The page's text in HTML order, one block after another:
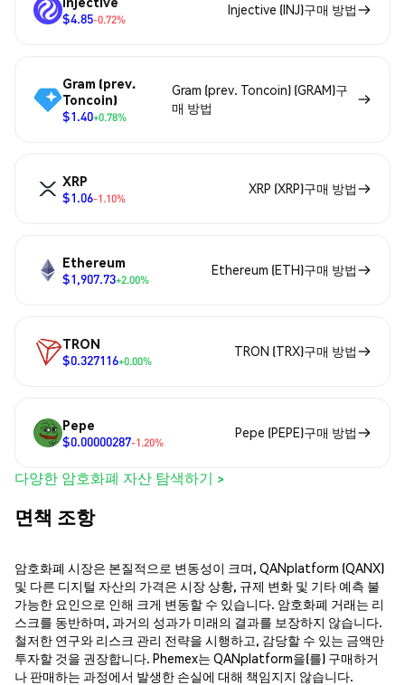
$4.85-0.72%
Injective (INJ)구매 방법
Gram (prev.
Toncoin)
$1.40+0.78%
Gram (prev. Toncoin) (GRAM)구
매 방법
XRP
$1.06-1.10%
XRP (XRP)구매 방법
Ethereum
$1,907.73+2.00%
Ethereum (ETH)구매 방법
TRON
$0.327116+0.00%
TRON (TRX)구매 방법
Pepe
$0.00000287-1.20%
Pepe (PEPE)구매 방법
다양한 암호화폐 자산 탐색하기 >
면책 조항
암호화폐 시장은 본질적으로 변동성이 크며, QANplatform (QANX)
및 다른 디지털 자산의 가격은 시장 상황, 규제 변화 및 기타 예측 불
가능한 요인으로 인해 크게 변동할 수 있습니다. 암호화폐 거래는 리
스크를 동반하며, 과거의 성과가 미래의 결과를 보장하지 않습니다.
철저한 연구와 리스크 관리 전략을 시행하고, 감당할 수 있는 금액만
투자할 것을 권장합니다. Phemex는 QANplatform을(를) 구매하거
나 판매하는 과정에서 발생한 손실에 대해 책임지지 않습니다.